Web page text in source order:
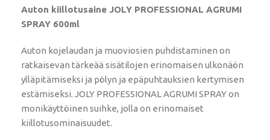
Auton kiillotusaine JOLY PROFESSIONAL AGRUMI
SPRAY 600ml
Auton kojelaudan ja muoviosien puhdistaminen on
ratkaisevan tärkeää sisätilojen erinomaisen ulkonäön
ylläpitämiseksi ja pölyn ja epäpuhtauksien kertymisen
estämiseksi. JOLY PROFESSIONAL AGRUMI SPRAY on
monikäyttöinen suihke, jolla on erinomaiset
kiillotusominaisuudet.